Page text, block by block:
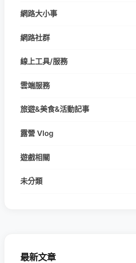
網路大小事
網路社群
線上工具/服務
雲端服務
旅遊&美食&活動記事
露營 Vlog
遊戲相關
未分類
最新文章